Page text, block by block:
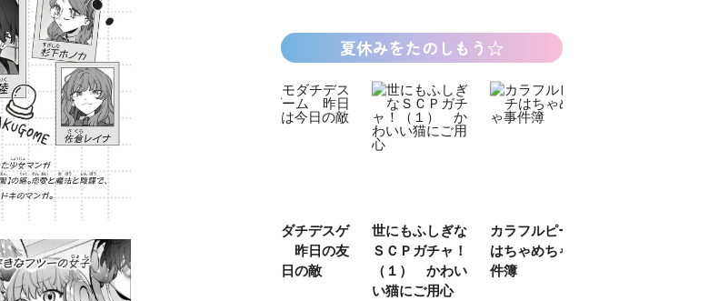
夏休みをたのしもう☆
部！
トモダチデスゲ
ーム 昨日の友
は今日の敵
世にもふしぎな
ＳＣＰガチャ！
（１） かわい
い猫にご用心
カラフルピーチ
はちゃめちゃ事
件簿